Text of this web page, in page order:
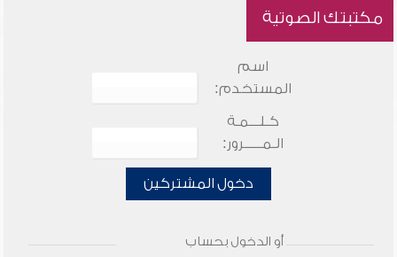
مكتبتك الصوتية
اسم
المستخدم:
كـلـــمـة
الـمـــــرور:
دخول المشتركين
أو الدخول بحساب